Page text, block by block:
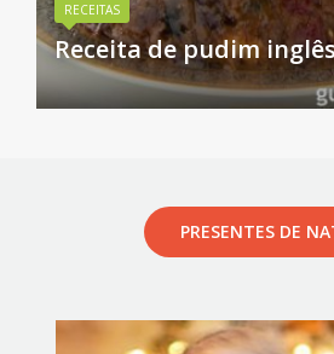
RECEITAS
Receita de pudim
PRESENTES DE